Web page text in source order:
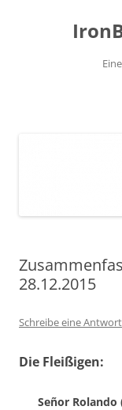
28.12.2015
Schreibe eine Antwort
Die Fleißigen:
Señor Rolando